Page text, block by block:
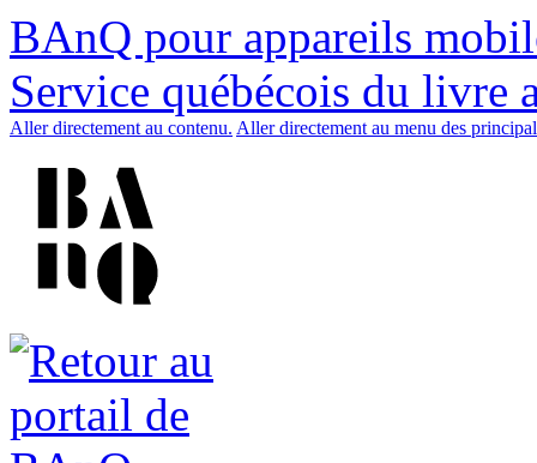
BAnQ pour appareils
Service québécois du livre
Aller directement au contenu. Aller directement au menu des